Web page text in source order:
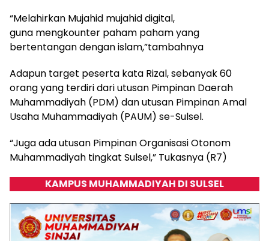
“Melahirkan Mujahid mujahid digital,
guna mengkounter paham paham yang
bertentangan dengan islam,”tambahnya
Adapun target peserta kata Rizal, sebanyak 60
orang yang terdiri dari utusan Pimpinan Daerah
Muhammadiyah (PDM) dan utusan Pimpinan Amal
Usaha Muhammadiyah (PAUM) se-Sulsel.
“Juga ada utusan Pimpinan Organisasi Otonom
Muhammadiyah tingkat Sulsel,” Tukasnya (R7)
KAMPUS MUHAMMADIYAH DI SULSEL